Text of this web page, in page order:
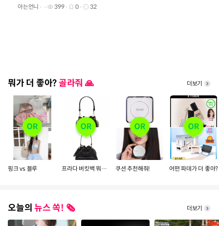
아는언니 399 0 32
뭐가 더 좋아?골라줘 🙏 더보기
핑크 vs 블루 프라다 버킷백 뭐가 더 예뻐? 쿠션 추천해줘! 어떤 파데가 더 좋아?
오늘의 뉴스 쏙! 🗞️ 더보기